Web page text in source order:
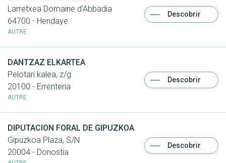
Larretxea Domaine d'Abbadia
64700 - Hendaye
AUTRE
Descobrir
DANTZAZ ELKARTEA
Pelotari kalea, z/g
20100 - Errenteria
AUTRE
Descobrir
DIPUTACION FORAL DE GIPUZKOA
Gipuzkoa Plaza, S/N
20004 - Donostia
Descobrir